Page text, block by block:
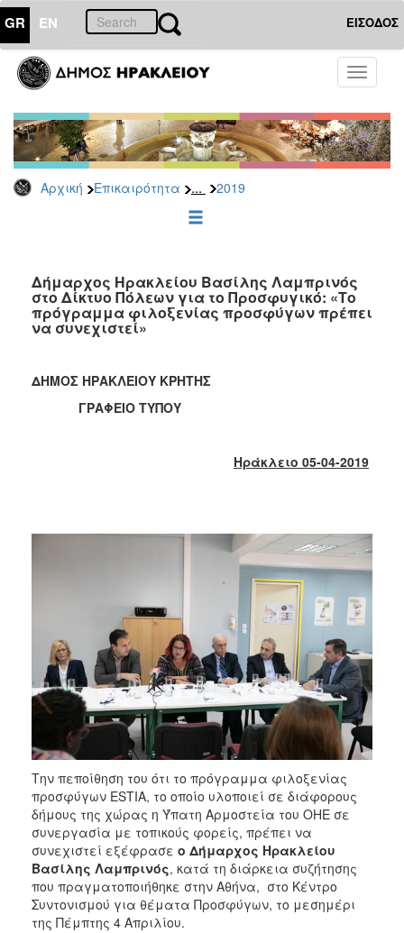
GR EN ΕΙΣΟΔΟΣ
Toggle
Αρχική Επικαιρότητα ... 2019
ΕΠΙΚΑΙΡΟΤΗΤΑ
Τύπου
Αρχείο
2026
2025
2022
2021
2020
2018
2017
ΔΗΜΟΤΗΣ
ΕΠΙΣΚΕΠΤΗΣ
ΗΡΑΚΛΕΙΟ
Δήμαρχος Ηρακλείου Βασίλης Λαμπρινός
στο Δίκτυο Πόλεων για το Προσφυγικό: «Το
πρόγραμμα φιλοξενίας προσφύγων πρέπει
να συνεχιστεί»
ΔΗΜΟΣ ΗΡΑΚΛΕΙΟΥ ΚΡΗΤΗΣ
ΓΡΑΦΕΙΟ ΤΥΠΟΥ
Ηράκλειο 05-04-2019
Την πεποίθηση του ότι το πρόγραμμα φιλοξενίας
προσφύγων ESTIA, το οποίο υλοποιεί σε διάφορους
δήμους της χώρας η Ύπατη Αρμοστεία του ΟΗΕ σε
συνεργασία με τοπικούς φορείς, πρέπει να
συνεχιστεί εξέφρασε ο Δήμαρχος Ηρακλείου
Βασίλης Λαμπρινός, κατά τη διάρκεια συζήτησης
που πραγματοποιήθηκε στην Αθήνα, στο Κέντρο
Συντονισμού για θέματα Προσφύγων, το μεσημέρι
της Πέμπτης 4 Απριλίου.